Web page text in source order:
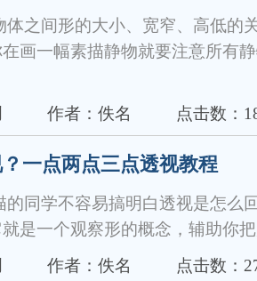
体之间形的大小、宽窄、高低的
画一幅素描静物就要注意所有
作者：佚名 点击数：
一点两点三点透视教程
的同学不容易搞明白透视是怎么
是一个观察形的概念，辅助你
作者：佚名 点击数：